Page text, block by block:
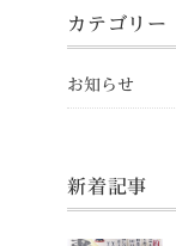
カテゴリー
お知らせ
新着記事